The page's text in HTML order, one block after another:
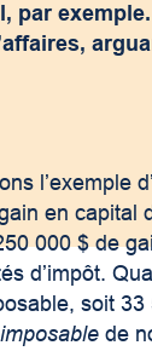
par
l’exemple
en capital
000 $ de
d’impôt.
soit
imposable de